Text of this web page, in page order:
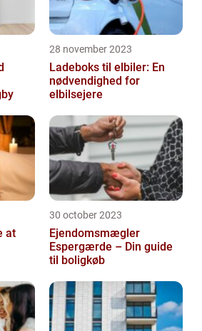
28 november 2023
Ladeboks til elbiler: En
nødvendighed for
elbilsejere
at
30 october 2023
Ejendomsmægler
Espergærde – Din guide
til boligkøb